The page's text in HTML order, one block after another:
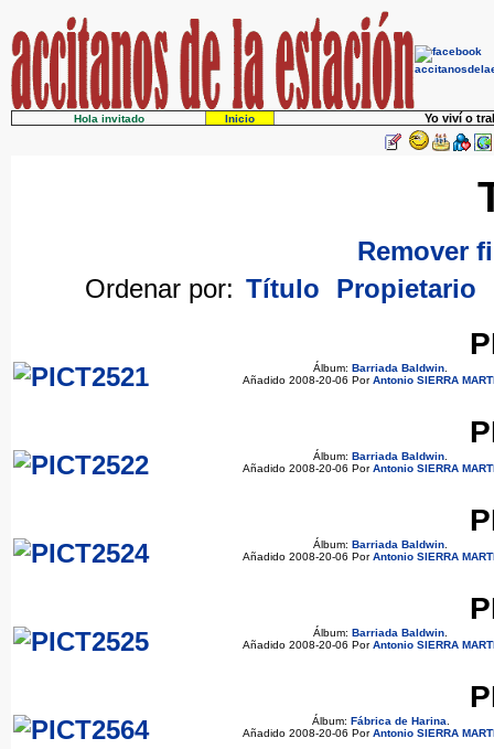
Hola invitado Inicio Yo viví o
Remover
Ordenar por: Título Propietario
Álbum: Barriada Baldwin
Añadido 2008-20-06 PorAntonio SIERRA
Álbum: Barriada Baldwin
Añadido 2008-20-06 PorAntonio SIERRA
Álbum: Barriada Baldwin
Añadido 2008-20-06 PorAntonio SIERRA
Álbum: Barriada Baldwin
Añadido 2008-20-06 PorAntonio SIERRA
Álbum: Fábrica de Harina
Añadido 2008-20-06 PorAntonio SIERRA